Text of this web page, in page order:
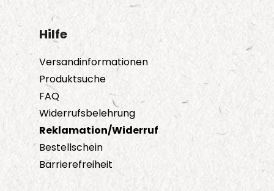
Hilfe
Versandinformationen
Produktsuche
FAQ
Widerrufsbelehrung
Reklamation/Widerruf
Bestellschein
Barrierefreiheit